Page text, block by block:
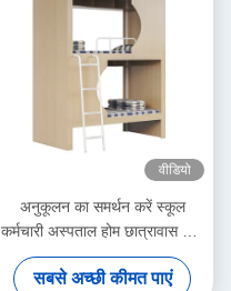
वीडियो
अनुकूलन का समर्थन करें स्कूल
कर्मचारी अस्पताल होम छात्रावास धातु
स्थिर छात्र लकड़ी के भंडारण लफ्ट
बंक बिस्तर
सबसे अच्छी कीमत पाएं